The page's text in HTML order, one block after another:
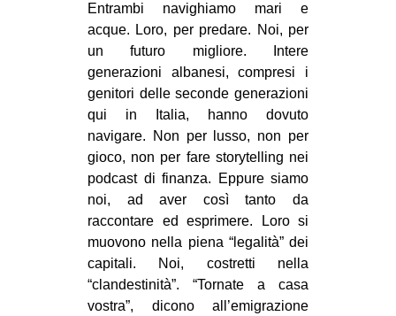
Entrambi navighiamo mari e
acque. Loro, per predare. Noi, per
un futuro migliore. Intere
generazioni albanesi, compresi i
genitori delle seconde generazioni
qui in Italia, hanno dovuto
navigare. Non per lusso, non per
gioco, non per fare storytelling nei
podcast di finanza. Eppure siamo
noi, ad aver così tanto da
raccontare ed esprimere. Loro si
muovono nella piena “legalità” dei
capitali. Noi, costretti nella
“clandestinità”. “Tornate a casa
vostra”, dicono all’emigrazione